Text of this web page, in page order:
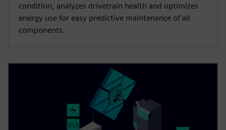
condition, analyzes drivetrain health and optimizes
energy use for easy predictive maintenance of all
components.